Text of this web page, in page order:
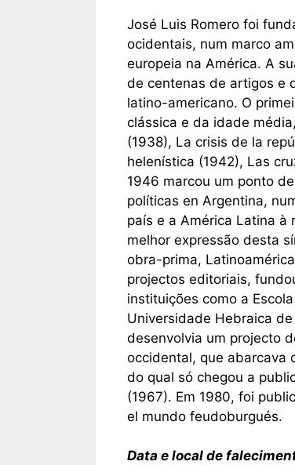
José Luis Romero foi
ocidentais, num marco
europeia na América. A
de centenas de artigos e
latino-americano. O
clássica e da idade
(1938), La crisis de la
helenística (1942), Las
1946 marcou um ponto
políticas en Argentina,
país e a América Latina à
melhor expressão desta
obra-prima,
projectos editoriais,
instituições como a
Universidade Hebraica
desenvolvia um projecto
occidental, que abarcava
do qual só chegou a
(1967). Em 1980, foi
el mundo feudoburgués.
Data e local de